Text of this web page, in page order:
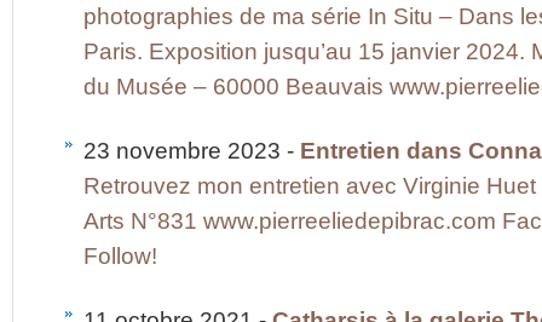
photographies de ma série In Situ – Dans
Paris. Exposition jusqu’au 15 janvier 2024.
du Musée – 60000 Beauvais
23 novembre 2023 - Entretien dans
Retrouvez mon entretien avec Virginie
Arts N°831 www.pierreeliedepibrac.com
Follow!